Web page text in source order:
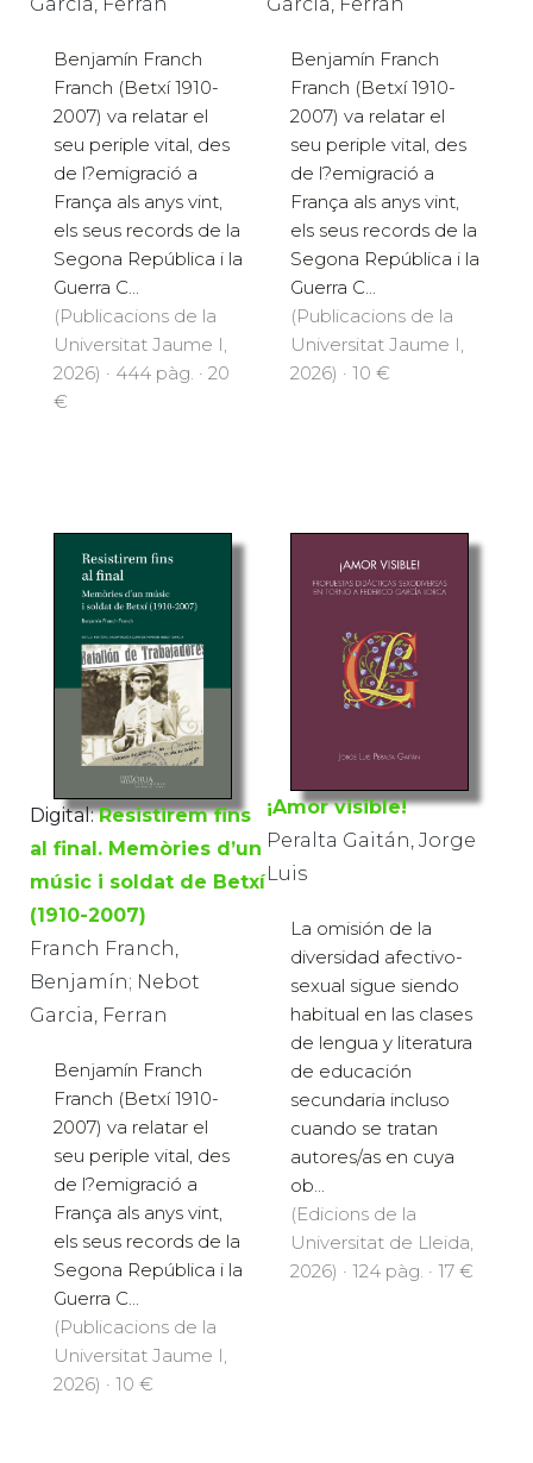
Benjamín Franch
Franch (Betxí 1910-
2007) va relatar el
seu periple vital, des
de l?emigració a
França als anys vint,
els seus records de la
Segona República i la
Guerra C...
(Publicacions de la
Universitat Jaume I,
2026) · 444 pàg. · 20
€
Benjamín Franch
Franch (Betxí 1910-
2007) va relatar el
seu periple vital, des
de l?emigració a
França als anys vint,
els seus records de la
Segona República i la
Guerra C...
(Publicacions de la
Universitat Jaume I,
2026) · 10 €
Digital: Resistirem fins
al final. Memòries d’un
músic i soldat de Betxí
(1910-2007)
Franch Franch,
Benjamín; Nebot
Garcia, Ferran
Benjamín Franch
Franch (Betxí 1910-
2007) va relatar el
seu periple vital, des
de l?emigració a
França als anys vint,
els seus records de la
Segona República i la
Guerra C...
(Publicacions de la
Universitat Jaume I,
2026) · 10 €
¡Amor visible!
Peralta Gaitán, Jorge
Luis
La omisión de la
diversidad afectivo-
sexual sigue siendo
habitual en las clases
de lengua y literatura
de educación
secundaria incluso
cuando se tratan
autores/as en cuya
ob...
(Edicions de la
Universitat de Lleida,
2026) · 124 pàg. · 17 €